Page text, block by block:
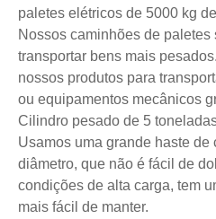
paletes elétricos de 5000 kg
Nossos caminhões de
transportar bens mais
nossos produtos para
ou equipamentos mecânicos
Cilindro pesado de 5
Usamos uma grande haste de
diâmetro, que não é fácil de
condições de alta carga, tem
mais fácil de manter.